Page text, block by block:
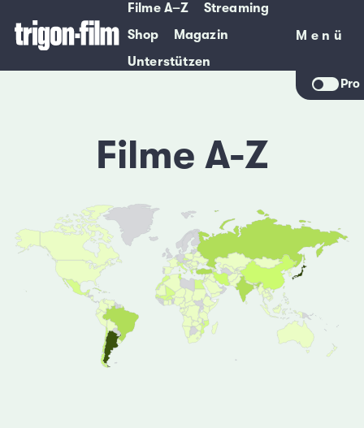
Filme A–Z
Streaming
Shop
Magazin
Unterstützen
Menü
Menü
Pro
Filme A-Z